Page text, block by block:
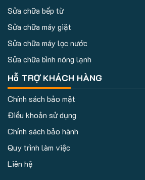
Sửa chữa bếp từ
Sửa chữa máy giặt
Sửa chữa máy lọc nước
Sửa chữa bình nóng lạnh
Hỗ TRỢ KHÁCH HÀNG
Chính sách bảo mật
Điều khoản sử dụng
Chính sách bảo hành
Quy trình làm việc
Liên hệ